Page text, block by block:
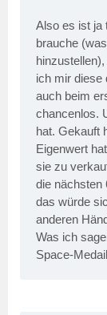
Also es ist ja
brauche
ich mir diese
auch beim
chancenlos.
hat. Gekauft
Eigenwert
sie zu
die nächsten
das würde
anderen
Was ich
Space-